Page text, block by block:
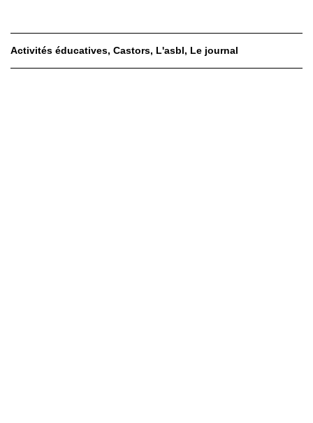
Activités éducatives Castors L'asbl Le journal